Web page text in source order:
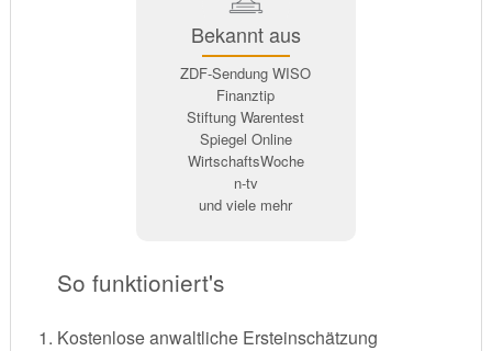
Bekannt aus
ZDF-Sendung WISO
Finanztip
Stiftung Warentest
Spiegel Online
WirtschaftsWoche
n-tv
und viele mehr
So funktioniert's
Kostenlose anwaltliche Ersteinschätzung